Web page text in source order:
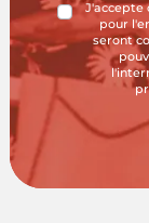
J'accepte
pour
seront